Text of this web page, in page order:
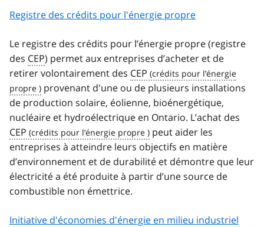
Registre des crédits pour l'énergie propre
Le registre des crédits pour l’énergie propre (registre
des CEP) permet aux entreprises d’acheter et de
retirer volontairement des CEP
provenant d'une ou de plusieurs installations
de production solaire, éolienne, bioénergétique,
nucléaire et hydroélectrique en Ontario. L’achat des
CEP
peut aider les
entreprises à atteindre leurs objectifs en matière
d’environnement et de durabilité et démontre que leur
électricité a été produite à partir d’une source de
combustible non émettrice.
Initiative d'économies d'énergie en milieu industriel